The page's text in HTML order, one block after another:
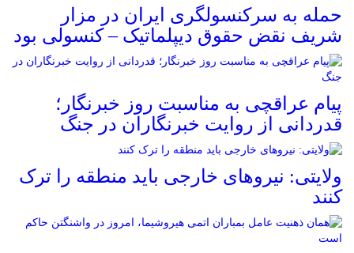
حمله به سرکنسولگری ایران در مزار
شریف نقض حقوق دیپلماتیک – کنسولی بود
پیام عراقچی به مناسبت روز خبرنگار؛
قدردانی از روایت خبرنگاران در جنگ
ولایتی: نیروهای خارجی باید منطقه را ترک
کنند